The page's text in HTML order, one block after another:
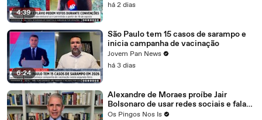
4:39
há 2 dias
6:24
São Paulo tem 15 casos de sarampo e
inicia campanha de vacinação
Jovem Pan News
há 3 dias
Alexandre de Moraes proíbe Jair
Bolsonaro de usar redes sociais e falar
com imprensa
Os Pingos Nos Is